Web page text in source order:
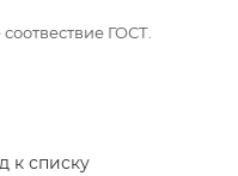
ГОСТ.
к списку